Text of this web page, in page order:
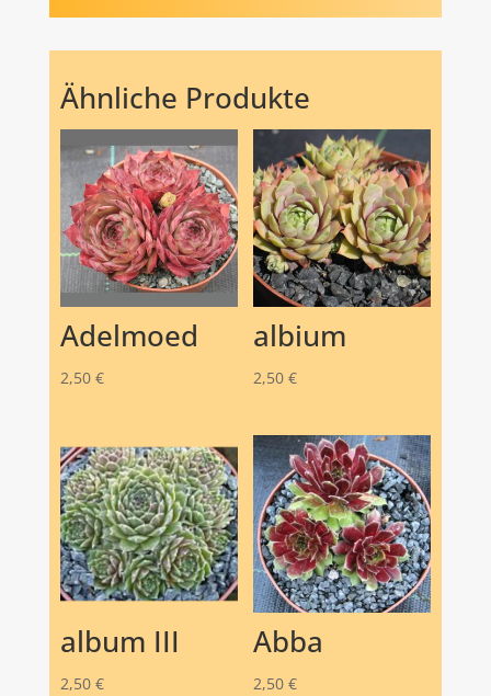
Ähnliche Produkte
Adelmoed
2,50 €
albium
2,50 €
album III
2,50 €
Abba
2,50 €